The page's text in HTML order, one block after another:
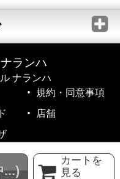
...)
カートを
見る
ランハ
ナランハ
規約・同意事項
店舗
Rights Reserved.